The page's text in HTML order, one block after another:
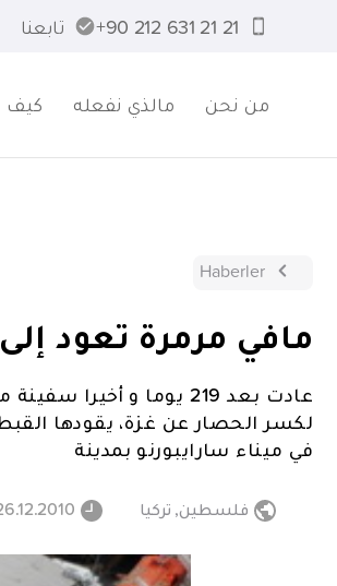
21 21 631 212 90+ تابعنا
من نحن مالذي نفعله كيف
Haberler
مافي مرمرة تعود
عادت بعد 219 يوما و
لكسر الحصار عن غزة، يقودها
في ميناء سارايبورنو بمدينة
فلسطين, تركيا